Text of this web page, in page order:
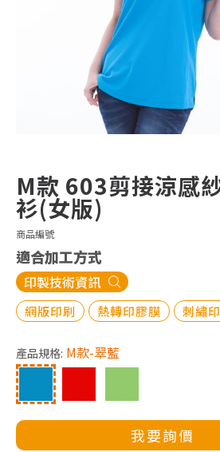
M款 603剪接涼感
衫(女版)
商品編號
適合加工方式
印製技術資訊
網版印刷 熱轉印膠膜 刺繡
產品規格: M款-翠藍
我要詢價